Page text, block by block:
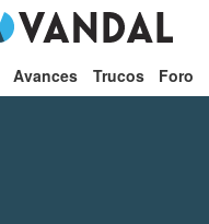
Avances Trucos Foro